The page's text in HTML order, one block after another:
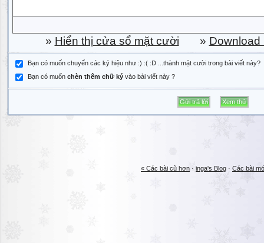
» Hiển thị cửa sổ mặt cười » Download
Bạn có muốn chuyển các ký hiệu như :) :( :D ...thành mặt cười trong bài viết này?
Bạn có muốn chèn thêm chữ ký vào bài viết này ?
« Các bài cũ hơn · inga's Blog · Các bài